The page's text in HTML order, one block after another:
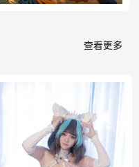
查看更多